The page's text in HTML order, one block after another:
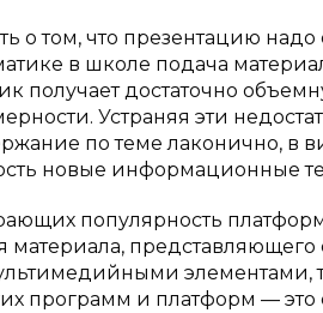
о том, что презентацию
в школе подача
получает достаточно
Устраняя эти
по теме лаконично, в
новые информационные
популярность
материала,
элементами,
программ и платформ —